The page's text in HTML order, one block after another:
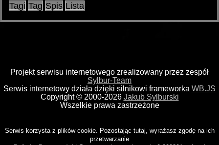
Tagi Tag Spis Lista
Projekt serwisu internetowego zrealizowany przez zespół
Sylbur-Team
Serwis internetowy działa dzięki silnikowi frameworka WB.JS
Copyright © 2000-2026 Jakub Sylburski
Wszelkie prawa zastrzeżone
Serwis korzysta z plików cookie. Pozostając tutaj, wyrażasz zgodę na ich
przetwarzanie